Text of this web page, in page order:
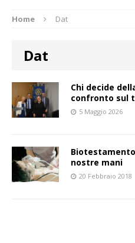
Home Dat
Dat
Chi decide
confronto sul
5 Maggio 2026
nostre mani
20 Febbraio 2018